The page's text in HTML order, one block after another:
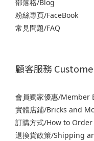
部落格/Blog
粉絲專頁/FaceBook
常見問題/FAQ
顧客服務
會員獨家優惠/Member
實體店鋪/Bricks and
訂購方式/How to Order
退換貨政策/Shipping